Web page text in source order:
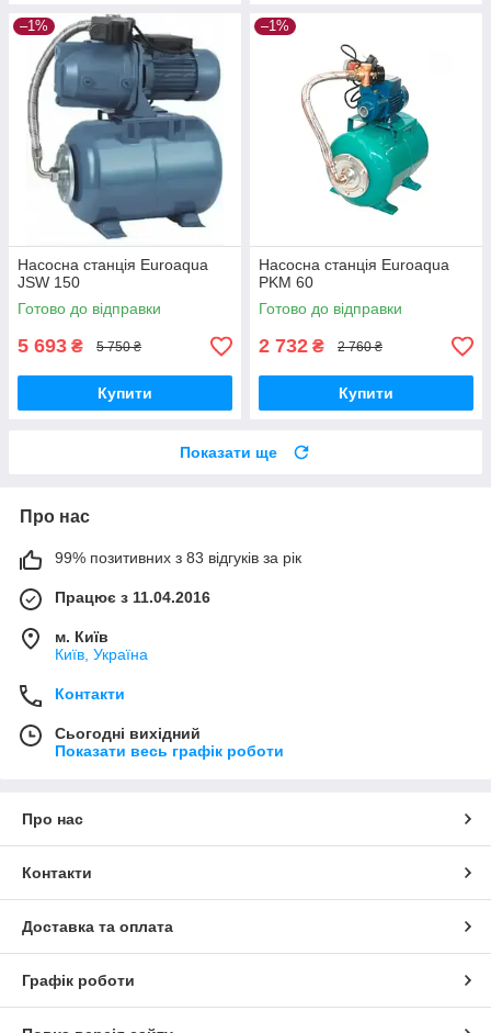
–1%
Насосна станція Euroaqua
JSW 150
Готово до відправки
5 693 ₴ 5 750 ₴
Купити
–1%
Насосна станція Euroaqua
PKM 60
Готово до відправки
2 732 ₴ 2 760 ₴
Купити
Показати ще
Про нас
99% позитивних з 83 відгуків за рік
Працює з 11.04.2016
м. Київ
Київ, Україна
Контакти
Сьогодні вихідний
Показати весь графік роботи
Про нас
Контакти
Доставка та оплата
Графік роботи